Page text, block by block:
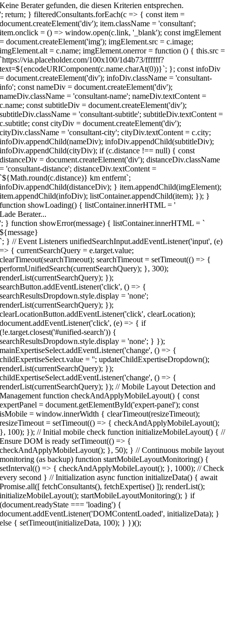
Keine Berater gefunden, die diesen Kriterien entsprechen.
'; return; } filteredConsultants.forEach(c => { const item =
document.createElement('div'); item.className = 'consultant';
item.onclick = () => window.open(c.link, '_blank'); const imgElement
= document.createElement('img'); imgElement.src = c.image;
imgElement.alt = c.name; imgElement.onerror = function () { this.src =
`https://via.placeholder.com/100x100/1d4b73/ffffff?
text=${encodeURIComponent(c.name.charAt(0))}`; }; const infoDiv
= document.createElement('div'); infoDiv.className = 'consultant-
info'; const nameDiv = document.createElement('div');
nameDiv.className = 'consultant-name'; nameDiv.textContent =
c.name; const subtitleDiv = document.createElement('div');
subtitleDiv.className = 'consultant-subtitle'; subtitleDiv.textContent =
c.subtitle; const cityDiv = document.createElement('div');
cityDiv.className = 'consultant-city'; cityDiv.textContent = c.city;
infoDiv.appendChild(nameDiv); infoDiv.appendChild(subtitleDiv);
infoDiv.appendChild(cityDiv); if (c.distance !== null) { const
distanceDiv = document.createElement('div'); distanceDiv.className
= 'consultant-distance'; distanceDiv.textContent =
`${Math.round(c.distance)} km entfernt`;
infoDiv.appendChild(distanceDiv); } item.appendChild(imgElement);
item.appendChild(infoDiv); listContainer.appendChild(item); }); }
function showLoading() { listContainer.innerHTML = '
Lade Berater...
'; } function showError(message) { listContainer.innerHTML = `
${message}
`; } // Event Listeners unifiedSearchInput.addEventListener('input', (e)
=> { currentSearchQuery = e.target.value;
clearTimeout(searchTimeout); searchTimeout = setTimeout(() => {
performUnifiedSearch(currentSearchQuery); }, 300);
renderList(currentSearchQuery); });
searchButton.addEventListener('click', () => {
searchResultsDropdown.style.display = 'none';
renderList(currentSearchQuery); });
clearLocationButton.addEventListener('click', clearLocation);
document.addEventListener('click', (e) => { if
(!e.target.closest('#unified-search')) {
searchResultsDropdown.style.display = 'none'; } });
mainExpertiseSelect.addEventListener('change', () => {
childExpertiseSelect.value = ''; updateChildExpertiseDropdown();
renderList(currentSearchQuery); });
childExpertiseSelect.addEventListener('change', () => {
renderList(currentSearchQuery); }); // Mobile Layout Detection and
Management function checkAndApplyMobileLayout() { const
expertPanel = document.getElementById('expert-panel'); const
isMobile = window.innerWidth { clearTimeout(resizeTimeout);
resizeTimeout = setTimeout(() => { checkAndApplyMobileLayout();
}, 100); }); // Initial mobile check function initializeMobileLayout() { //
Ensure DOM is ready setTimeout(() => {
checkAndApplyMobileLayout(); }, 50); } // Continuous mobile layout
monitoring (as backup) function startMobileLayoutMonitoring() {
setInterval(() => { checkAndApplyMobileLayout(); }, 1000); // Check
every second } // Initialization async function initializeData() { await
Promise.all([ fetchConsultants(), fetchExpertise() ]); renderList();
initializeMobileLayout(); startMobileLayoutMonitoring(); } if
(document.readyState === 'loading') {
document.addEventListener('DOMContentLoaded', initializeData); }
else { setTimeout(initializeData, 100); } })();